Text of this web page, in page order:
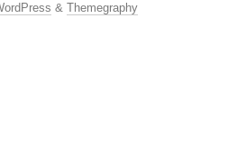
& Themegraphy